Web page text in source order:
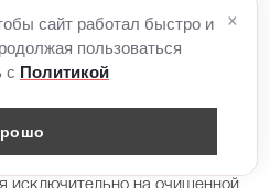
позволяет охватить более
использование роллеров
возрастных изменений и
исключительно на очищенной
сайт работал быстро и
пользоваться
с Политикой
×